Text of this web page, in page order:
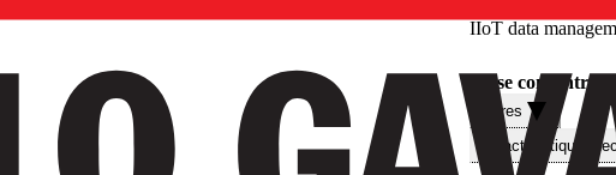
IIoT data
Pulse concentrator
Filtres
Caractéristiques